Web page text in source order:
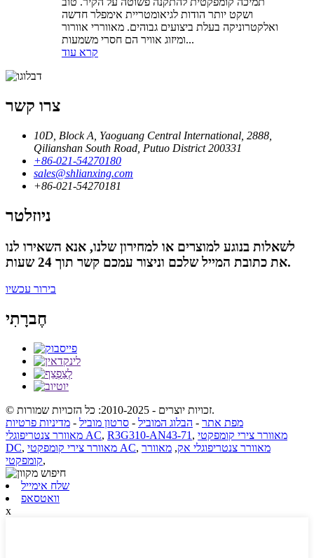
ושקט יותר הודות לגיאומטריית אימפלר חדשה
ואלקטרוניקה בעלת ביצועים גבוהים. מאווררי אוורור
ומיזוג אוויר הם חסרי משמעות...
קרא עוד
צרו קשר
10D, Block A, Yaoguang Central International, 2888,
Qilianshan South Road, Putuo District 200331
‎+86-021-54270180
sales@shlianxing.com
‎+86-021-54270181
ניוזלטר
לשאלות בנוגע למוצרים או למחירון שלנו, אנא השאירו לנו
את כתובת המייל שלכם וניצור עמכם קשר תוך 24 שעות.
בירור עכשיו
חֶברָתִי
© זכויות יוצרים - 2010-2025: כל הזכויות שמורות.
מפת אתר - הבלוג המוביל - סרטון מוביל - מדיניות פרטיות
מאוורר צנטריפוגלי AC, R3G310-AN43-71 , מאוורר צירי קומפקטי
DC, מאוורר צירי קומפקטי AC, מאוורר צנטריפוגלי אק, מאוורר
קומפקטי,
שלח אימייל
וואטסאפ
x